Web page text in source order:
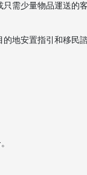
需少量物品運送的客
地安置指引和移民諮